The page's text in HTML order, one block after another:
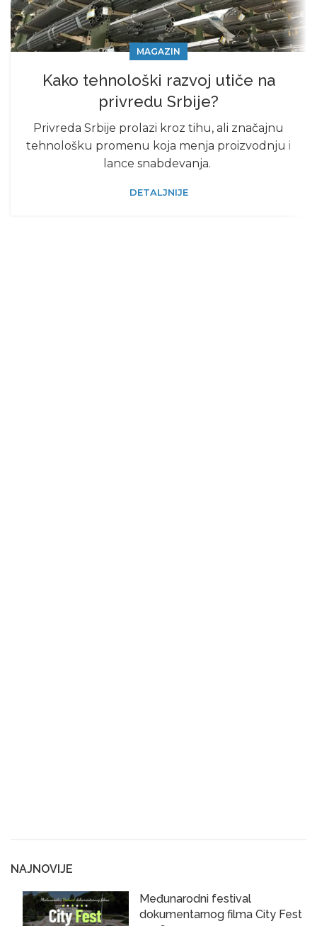
MAGAZIN
Kako tehnološki razvoj utiče na
privredu Srbije?
Privreda Srbije prolazi kroz tihu, ali značajnu
tehnološku promenu koja menja proizvodnju i
lance snabdevanja.
DETALJNIJE
NAJNOVIJE
Međunarodni festival
dokumentarnog filma City Fest